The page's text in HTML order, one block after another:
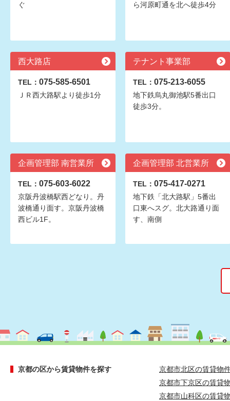
ぐ
ら河原町通を北へ徒歩4分
西大路店
TEL： 075-585-6501
ＪＲ西大路駅より徒歩1分
テナント事業部
TEL： 075-213-6055
地下鉄烏丸御池駅5番出口
徒歩3分。
企画管理部 南営業所
TEL： 075-603-6022
京阪丹波橋駅西どなり。丹
波橋通り面す。京阪丹波橋
西ビル1F。
企画管理部 北営業所
TEL： 075-417-0271
地下鉄「北大路駅」5番出
口東へスグ。北大路通り面
す、南側
京都の区から賃貸物件を探す
京都市北区の賃貸物
京都市下京区の賃貸
京都市山科区の賃貸